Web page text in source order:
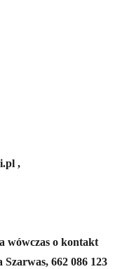
,
wówczas o kontakt
Szarwas, 662 086 123